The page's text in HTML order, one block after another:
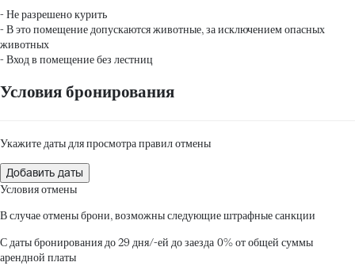
- Не разрешено курить
- В это помещение допускаются животные, за исключением опасных
животных
- Вход в помещение без лестниц
Условия бронирования
Укажите даты для просмотра правил отмены
Добавить даты
Условия отмены
В случае отмены брони, возможны следующие штрафные санкции
С даты бронирования до 29 дня/-ей до заезда 0% от общей суммы
арендной платы